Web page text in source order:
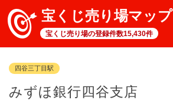
宝くじ売り場マップ
宝くじ売り場の登録件数15,430件
四谷三丁目駅
みずほ銀行四谷支店